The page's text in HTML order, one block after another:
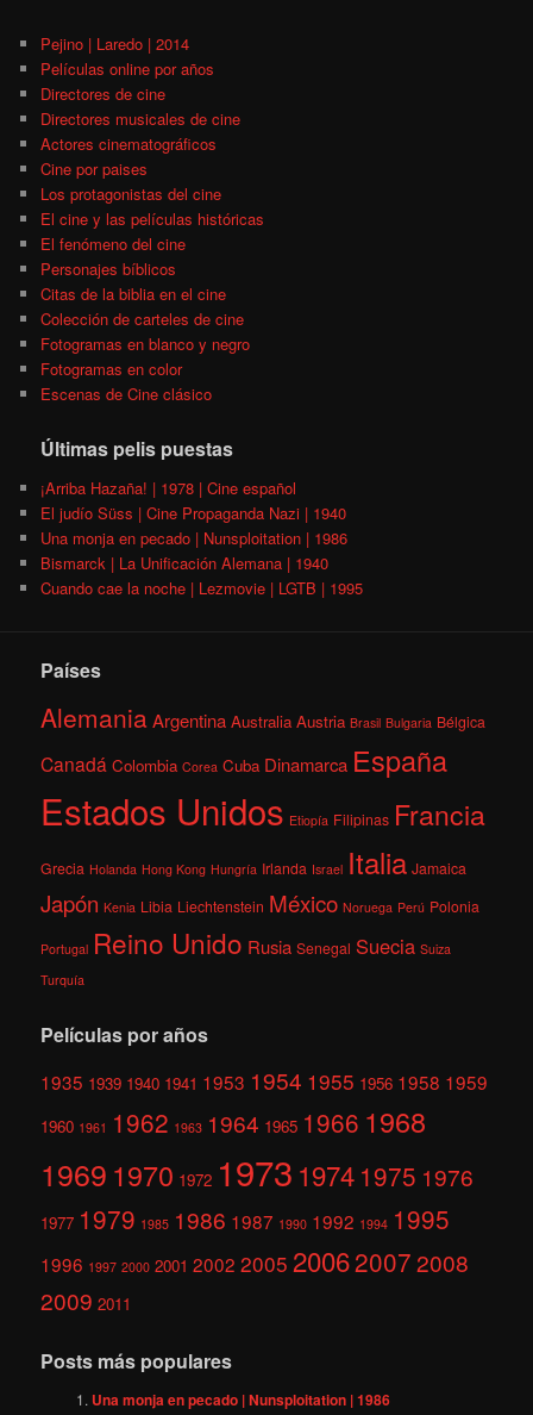
Pejino | Laredo | 2014
Películas online por años
Directores de cine
Directores musicales de cine
Actores cinematográficos
Cine por paises
Los protagonistas del cine
El cine y las películas históricas
El fenómeno del cine
Personajes bíblicos
Citas de la biblia en el cine
Colección de carteles de cine
Fotogramas en blanco y negro
Fotogramas en color
Escenas de Cine clásico
Últimas pelis puestas
¡Arriba Hazaña! | 1978 | Cine español
El judío Süss | Cine Propaganda Nazi | 1940
Una monja en pecado | Nunsploitation | 1986
Bismarck | La Unificación Alemana | 1940
Cuando cae la noche | Lezmovie | LGTB | 1995
Países
AlemaniaArgentina Australia Austria Brasil Bulgaria Bélgica
Canadá Colombia Corea Cuba Dinamarca España
Estados Unidos Etiopía Filipinas Francia
Grecia Holanda Hong Kong Hungría Irlanda Israel Italia Jamaica
Japón Kenia Libia Liechtenstein México Noruega Perú Polonia
Portugal Reino Unido Rusia Senegal Suecia Suiza
Turquía
Películas por años
1935 1939 1940 1941 1953 1954 1955 1956 1958 1959
1960 1961 1962 1963 1964 1965 1966 1968
1969 1970 1972 1973 1974 1975 1976
1977 1979 1985 1986 1987 1990 1992 1994 1995
1996 1997 2000 2001 2002 2005 200620072008
2009 2011
Posts más populares
Una monja en pecado | Nunsploitation | 1986